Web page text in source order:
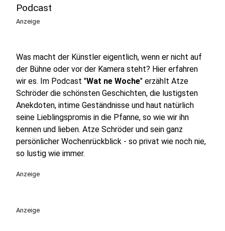
Podcast
Anzeige
Was macht der Künstler eigentlich, wenn er nicht auf
der Bühne oder vor der Kamera steht? Hier erfahren
wir es. Im Podcast "Wat ne Woche" erzählt Atze
Schröder die schönsten Geschichten, die lustigsten
Anekdoten, intime Geständnisse und haut natürlich
seine Lieblingspromis in die Pfanne, so wie wir ihn
kennen und lieben. Atze Schröder und sein ganz
persönlicher Wochenrückblick - so privat wie noch nie,
so lustig wie immer.
Anzeige
Anzeige